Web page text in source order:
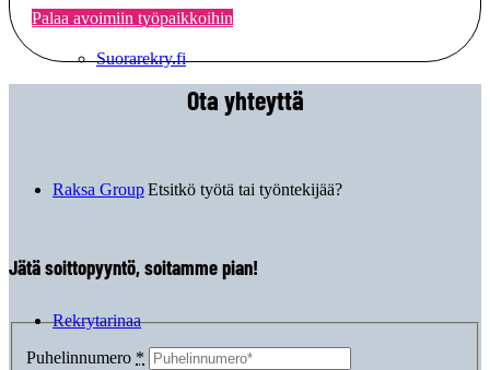
Suorarekry.fi
Raksa Group
Rekrytarinaa
Palaa avoimiin työpaikkoihin
Ota yhteyttä
Etsitkö työtä tai työntekijää?
Jätä soittopyyntö, soitamme pian!
Puhelinnumero *